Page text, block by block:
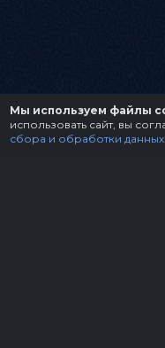
Мы используем файлы
использовать сайт, вы
сбора и обработки данных